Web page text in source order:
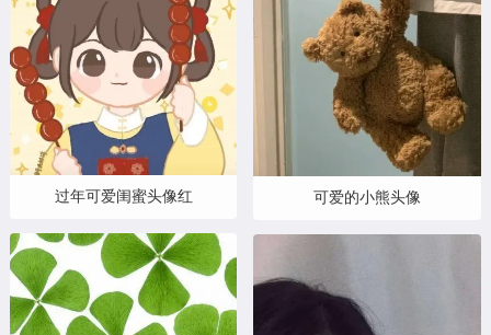
过年可爱闺蜜头像红 可爱的小熊头像